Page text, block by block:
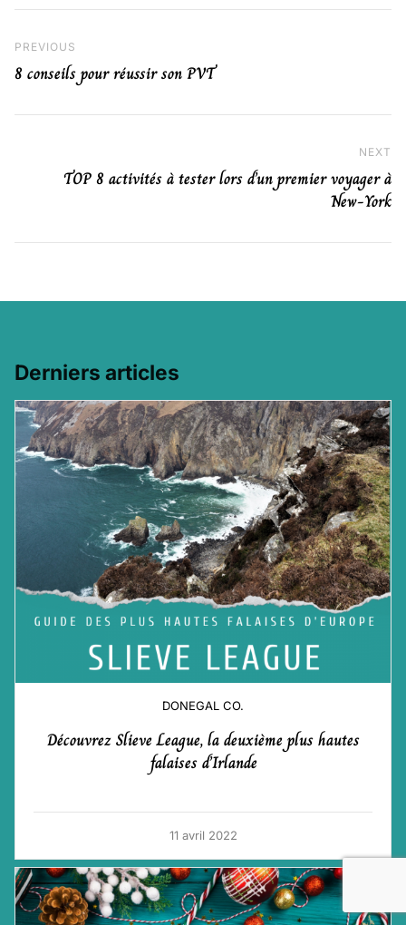
Previous Post
PREVIOUS
8 conseils pour réussir son PVT
NEXT
TOP 8 activités à tester lors d’un premier voyager à
New-York
Derniers articles
DONEGAL CO.
Découvrez Slieve League, la deuxième plus hautes
falaises d’Irlande
11 avril 2022